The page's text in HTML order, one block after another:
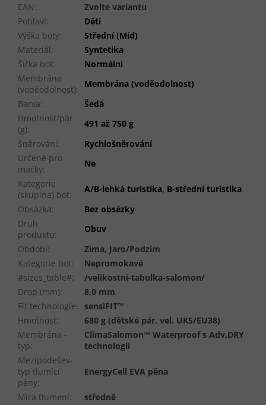
EAN:
Zvolte variantu
Pohlaví:
Děti
Výška boty:
Střední (Mid)
Materiál:
Syntetika
Šířka bot:
Normální
Membrána
(voděodolnost):
Membrána (voděodolnost)
Barva:
Šedá
Hmotnost/pár
(g):
491 až 750 g
Šněrování:
Rychlošněrování
Určené pro
mačky:
Ne
Kategorie
(skupina) bot:
A/B-lehká turistika, B-střední turistika
Obsázka:
Bez obsázky
Druh
produktu:
Obuv
Období:
Zima, Jaro/Podzim
Kategorie bot:
Nepromokavé
#sizes_table#:
/velikostni-tabulka-salomon/
Drop (mm):
8,0 mm
Fit technologie:
sensiFIT™
Hmotnost:
680 g (dětské pár, vel. UK5/EU38)
Membrána -
typ:
ClimaSalomon™ Waterproof s Adv.DRY
technologií
Mezipodešev-
typ tlumící
pěny:
EnergyCell EVA pěna
Míra tlumení:
středně